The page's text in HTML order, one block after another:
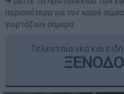
περισσότερα για τον καιρό
γιορτάζουν σήμερα
Τελευταία νέα και